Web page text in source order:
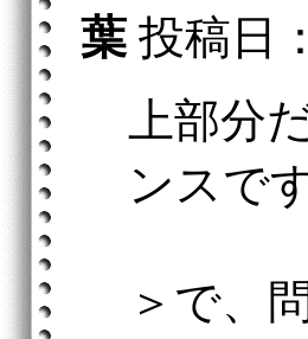
葉 投稿日
上部分
ンスで
＞で、